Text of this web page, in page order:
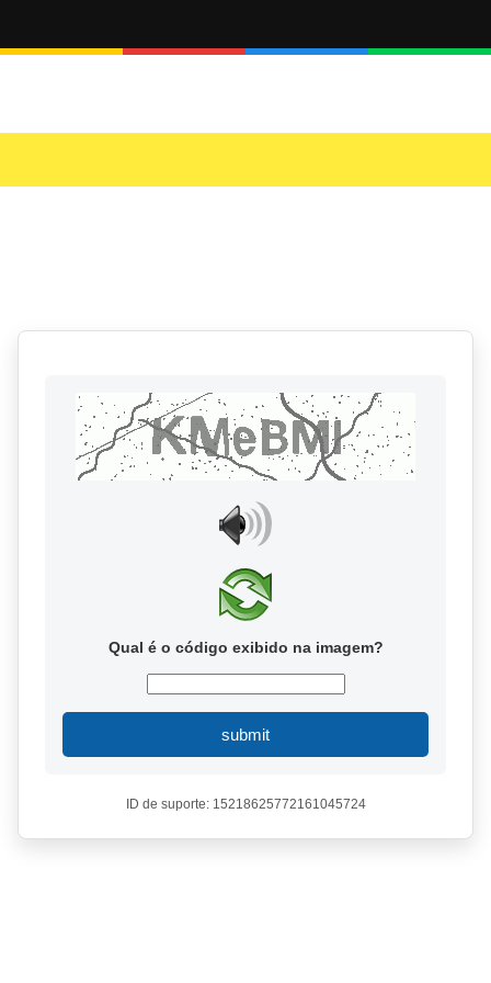
Qual é o código exibido na imagem?
submit
ID de suporte: 15218625772161045724